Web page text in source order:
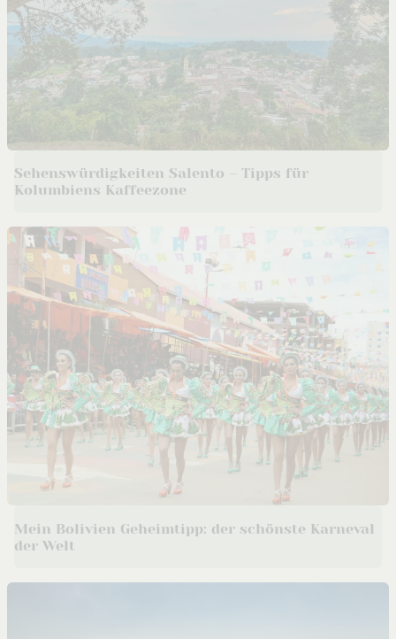
Sehenswürdigkeiten Salento – Tipps für
Kolumbiens Kaffeezone
Mein Bolivien Geheimtipp: der schönste Karneval
der Welt